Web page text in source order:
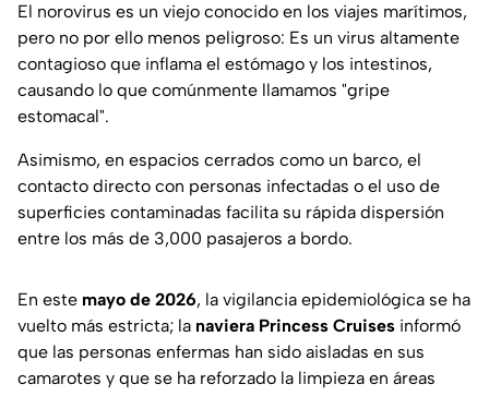
El norovirus es un viejo conocido en los viajes marítimos,
pero no por ello menos peligroso: Es un virus altamente
contagioso que inflama el estómago y los intestinos,
causando lo que comúnmente llamamos "gripe
estomacal".
Asimismo, en espacios cerrados como un barco, el
contacto directo con personas infectadas o el uso de
superficies contaminadas facilita su rápida dispersión
entre los más de 3,000 pasajeros a bordo.
En este mayo de 2026, la vigilancia epidemiológica se ha
vuelto más estricta; la naviera Princess Cruises informó
que las personas enfermas han sido aisladas en sus
camarotes y que se ha reforzado la limpieza en áreas